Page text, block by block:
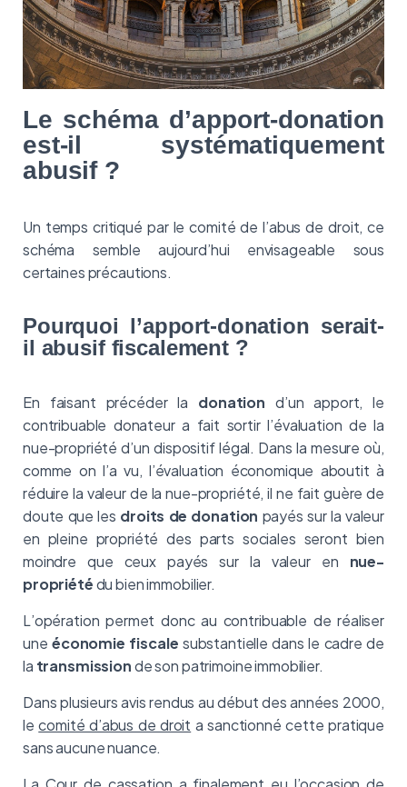
Le schéma d’apport-donation
est-il systématiquement
abusif ?
Un temps critiqué par le comité de l’abus de droit, ce
schéma semble aujourd’hui envisageable sous
certaines précautions.
Pourquoi l’apport-donation serait-
il abusif fiscalement ?
En faisant précéder la donation d’un apport, le
contribuable donateur a fait sortir l’évaluation de la
nue-propriété d’un dispositif légal. Dans la mesure où,
comme on l’a vu, l’évaluation économique aboutit à
réduire la valeur de la nue-propriété, il ne fait guère de
doute que les droits de donation payés sur la valeur
en pleine propriété des parts sociales seront bien
moindre que ceux payés sur la valeur en nue-
propriétédu bien immobilier.
L’opération permet donc au contribuable de réaliser
uneéconomie fiscale substantielle dans le cadre de
la transmissionde son patrimoine immobilier.
Dans plusieurs avis rendus au début des années 2000,
lecomité d’abus de droit a sanctionné cette pratique
sans aucune nuance.